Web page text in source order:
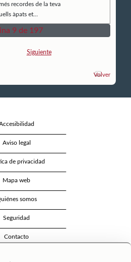
recordes de la teva
àpats et...
9 de 197
Siguiente
Volver
Aviso legal
de privacidad
Mapa web
somos
Seguridad
Contacto